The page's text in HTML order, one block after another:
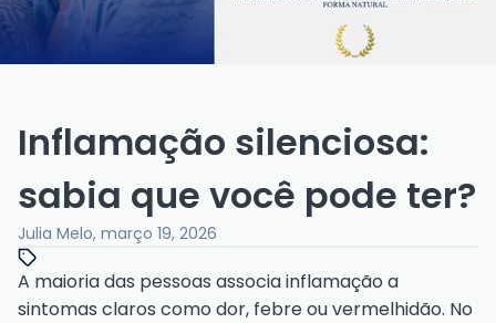
Inflamação silenciosa:
sabia que você pode ter?
Julia Melo, março 19, 2026
A maioria das pessoas associa inflamação a
sintomas claros como dor, febre ou vermelhidão. No